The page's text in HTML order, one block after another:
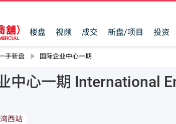
楼盘 视频 成交 新盘/项目 投资
手新盘 国际企业中心一期
中心一期 International
西站